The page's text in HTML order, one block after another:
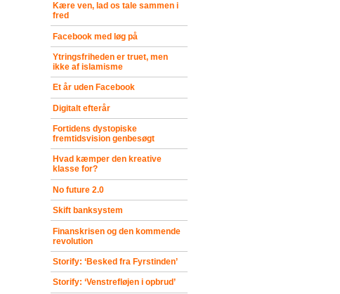
Kære ven, lad os tale sammen i
fred
Facebook med løg på
Ytringsfriheden er truet, men
ikke af islamisme
Et år uden Facebook
Digitalt efterår
Fortidens dystopiske
fremtidsvision genbesøgt
Hvad kæmper den kreative
klasse for?
No future 2.0
Skift banksystem
Finanskrisen og den kommende
revolution
Storify: ‘Besked fra Fyrstinden’
Storify: ‘Venstrefløjen i opbrud’